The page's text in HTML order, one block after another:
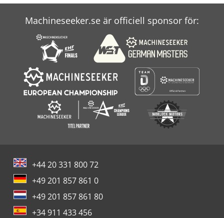
Caterpillar C18
Caterpillar M320F
Caterpillar Mh3024
Machineseeker.se är officiell sponsor för:
+44 20 331 800 72
+49 201 857 861 0
+49 201 857 861 80
+34 911 433 456